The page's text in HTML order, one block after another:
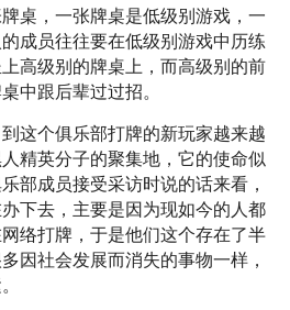
桌，一张牌桌是低级别游戏，一
成员往往要在低级别游戏中历练
高级别的牌桌上，而高级别的前
中跟后辈过过招。
这个俱乐部打牌的新玩家越来越
精英分子的聚集地，它的使命似
部成员接受采访时说的话来看，
下去，主要是因为现如今的人都
络打牌，于是他们这个存在了半
因社会发展而消失的事物一样，